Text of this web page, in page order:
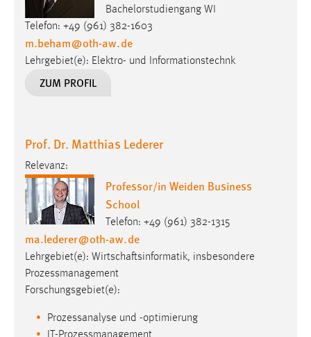
Bachelorstudiengang WI
Telefon: +49 (961) 382-1603
m.beham@oth-aw.de
Lehrgebiet(e): Elektro- und Informationstechnk
ZUM PROFIL
Prof. Dr. Matthias Lederer
Relevanz:
Professor/in Weiden Business
School
Telefon: +49 (961) 382-1315
ma.lederer@oth-aw.de
Lehrgebiet(e): Wirtschaftsinformatik, insbesondere
Prozessmanagement
Forschungsgebiet(e):
Prozessanalyse und -optimierung
Zweck:
Zugriffsstatistik
Cookie Laufzeit:
Max. 13 Monate
Marketing Cookies werden von Drittanbietern
Sie tun dies, indem sie Besucher über Websites
hinweg verfolgen.
Google Ads
Name:
_gcl_au
Anbieter: